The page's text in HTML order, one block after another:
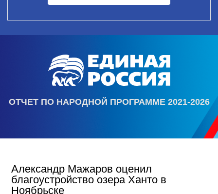
ОТЧЕТ ПО НАРОДНОЙ ПРОГРАММЕ 2021-2026
Александр Мажаров оценил
благоустройство озера Ханто в
Ноябрьске